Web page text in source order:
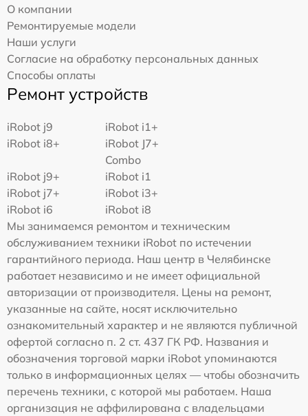
О компании
Ремонтируемые модели
Наши услуги
Согласие на обработку персональных данных
Способы оплаты
Ремонт устройств
iRobot j9
iRobot i1+
iRobot i8+
iRobot J7+
Combo
iRobot j9+
iRobot i1
iRobot j7+
iRobot i3+
iRobot i6
iRobot i8
Мы занимаемся ремонтом и техническим
обслуживанием техники iRobot по истечении
гарантийного периода. Наш центр в Челябинске
работает независимо и не имеет официальной
авторизации от производителя. Цены на ремонт,
указанные на сайте, носят исключительно
ознакомительный характер и не являются публичной
офертой согласно п. 2 ст. 437 ГК РФ. Названия и
обозначения торговой марки iRobot упоминаются
только в информационных целях — чтобы обозначить
перечень техники, с которой мы работаем. Наша
организация не аффилирована с владельцами